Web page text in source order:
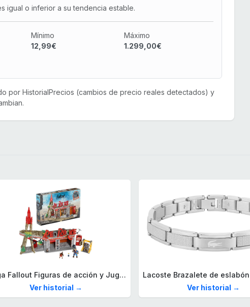
igual o inferior a su tendencia estable.
Mínimo
12,99€
Máximo
1.299,00€
por HistorialPrecios (cambios de precio reales detectados) y
Mega Fallout Figuras de acción y Juguetes de construcción, Parada de Camiones Red Rocket con 824 Piezas, 2 Personajes articulados y Accesorios, para coleccionistas, HXT00
Ver historial →
Ver historial →